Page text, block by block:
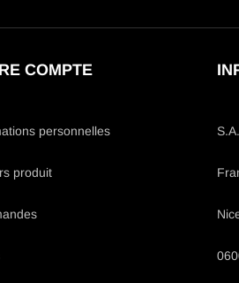
COMPTE
personnelles
produit